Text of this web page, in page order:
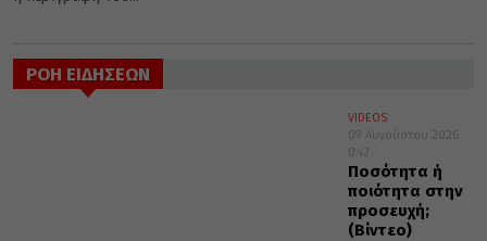
ΡΟΗ ΕΙΔΗΣΕΩΝ
VIDEOS
09 Αυγούστου 2026
0:42
Ποσότητα ή
ποιότητα στην
προσευχή;
(Βίντεο)